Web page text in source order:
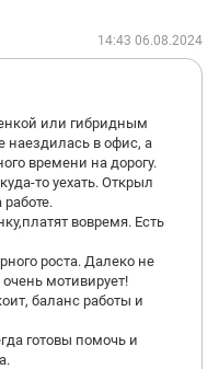
14:43 06.08.2024
или гибридным
наездилась в офис, а
времени на дорогу.
то уехать. Открыл
вовремя. Есть
роста. Далеко не
мотивирует!
баланс работы и
готовы помочь и